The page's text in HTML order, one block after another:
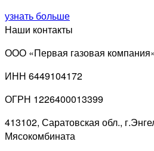
узнать больше
Наши контакты
ООО «Первая газовая
ИНН 6449104172
ОГРН 1226400013399
413102, Саратовская обл.,
Мясокомбината